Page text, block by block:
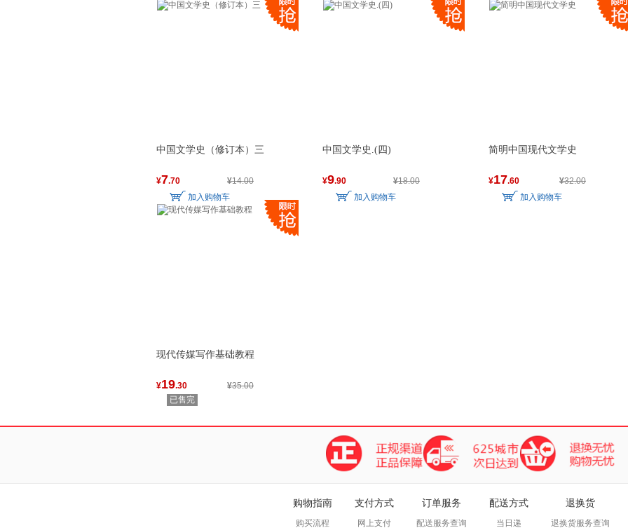
中国文学史（修订本）三
¥7.70 ¥14.00
加入购物车
中国文学史.(四)
¥9.90 ¥18.00
加入购物车
简明中国现代文学史
¥17.60 ¥32.00
加入购物车
现代传媒写作基础教程
¥19.30 ¥35.00
已售完
购物指南
购买流程
支付方式
网上支付
订单服务
配送服务查询
配送方式
当日递
退换货
退换货服务查询